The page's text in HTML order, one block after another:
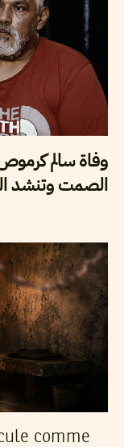
وفاة سالم
الصمت وتنشد
comme